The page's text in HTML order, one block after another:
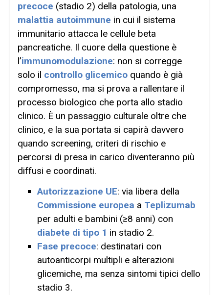
precoce (stadio 2) della patologia, una
malattia autoimmune in cui il sistema
immunitario attacca le cellule beta
pancreatiche. Il cuore della questione è
l’immunomodulazione: non si corregge
solo il controllo glicemico quando è già
compromesso, ma si prova a rallentare il
processo biologico che porta allo stadio
clinico. È un passaggio culturale oltre che
clinico, e la sua portata si capirà davvero
quando screening, criteri di rischio e
percorsi di presa in carico diventeranno più
diffusi e coordinati.
Autorizzazione UE: via libera della
Commissione europea a Teplizumab
per adulti e bambini (≥8 anni) con
diabete di tipo 1 in stadio 2.
Fase precoce: destinatari con
autoanticorpi multipli e alterazioni
glicemiche, ma senza sintomi tipici dello
stadio 3.